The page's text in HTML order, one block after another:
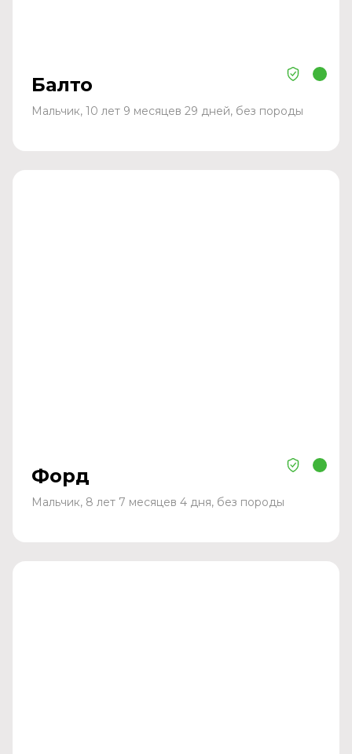
Балто
Мальчик, 10 лет 9 месяцев 29 дней, без породы
Форд
Мальчик, 8 лет 7 месяцев 4 дня, без породы